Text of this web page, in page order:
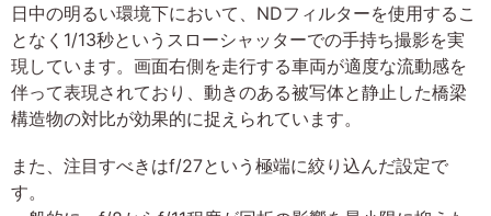
日中の明るい環境下において、NDフィルターを使用するこ
となく1/13秒というスローシャッターでの手持ち撮影を実
現しています。画面右側を走行する車両が適度な流動感を
伴って表現されており、動きのある被写体と静止した橋梁
構造物の対比が効果的に捉えられています。
また、注目すべきはf/27という極端に絞り込んだ設定で
す。